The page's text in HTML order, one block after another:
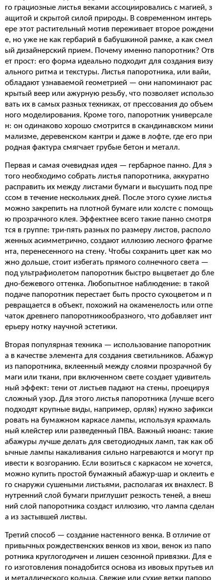
го грациозные листья веками ассоциировались с магией, з
ащитой и скрытой силой природы. В современном интерь
ере этот растительный мотив переживает второе рождени
е, но уже не как гербарий в бабушкиной рамке, а как смел
ый дизайнерский прием. Почему именно папоротник? Отв
ет прост: его форма идеально подходит для создания визу
ального ритма и текстуры. Листья папоротника, или вайи,
обладают узнаваемой геометрией — они напоминают рас
крытый веер или ажурную резьбу, что позволяет использо
вать их в самых разных техниках, от прессования до объем
ного моделирования. Кроме того, папоротник универсале
н: он одинаково хорошо смотрится в скандинавском мини
мализме, деревенском кантри и даже в лофте, где его при
родная фактура смягчает грубые бетон и металл.
Первая и самая очевидная идея — гербарное панно. Для э
того необходимо собрать листья папоротника, аккуратно
расправить их между листами бумаги и высушить под пре
ссом в течение нескольких дней. После этого сухие листья
можно закрепить на плотной бумаге или холсте с помощь
ю прозрачного клея. Эффектнее всего такие панно смотря
тся в группе: три-пять разных по размеру листов, располо
женных асимметрично, создают иллюзию лесного фрагме
нта, перенесенного на стену. Чтобы сохранить цвет как мо
жно дольше, стоит избегать прямого солнечного света —
под ультрафиолетом папоротник быстро выцветает до бле
дно-бежевого оттенка. Любопытное наблюдение: в такой
подаче папоротник перестает быть просто сухоцветом и п
ревращается в объект, похожий на окаменелость или отпе
чаток древнего папоротникообразного, что добавляет инт
ерьеру нотку научной эстетики.
Вторая популярная техника — использование папоротник
а в качестве элемента для создания светильников. Абажур
из папоротника, вклеенный между слоями прозрачной бу
маги или ткани, при включенном свете создает удивитель
ный эффект: тени от листьев падают на стены, проецируя
сложный узор. Для этого листья папоротника (лучше всего
подходят крупные виды, например, орляк) нужно зафикси
ровать на бумажном каркасе лампы, используя крахмаль
ный клейстер или разведенный ПВА. Важный нюанс: такие
абажуры лучше делать для светодиодных ламп, так как об
ычные лампы накаливания сильно нагреваются и могут пр
ивести к возгоранию. Если возиться с каркасом не хочется,
можно купить простой бумажный абажур-шар и оклеить е
го снаружи сушеными листьями, располагая их внахлест. В
нутренний слой бумаги приглушит резкость теней, а внеш
ний слой папоротника создаст иллюзию, что лампа сделан
а из застывшей листвы.
Третий способ — создание настенного венка. В отличие от
привычных рождественских венков из хвои, венок из папо
ротника круглогодичен и лишен сезонной привязки. Для е
го изготовления понадобится основа из ивовых прутьев ил
и металлического кольца. Свежие или сухие ветки папоро